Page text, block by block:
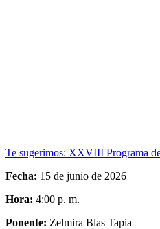
Te sugerimos: XXVIII Programa
Fecha: 15 de junio de 2026
Hora: 4:00 p. m.
Ponente: Zelmira Blas Tapia